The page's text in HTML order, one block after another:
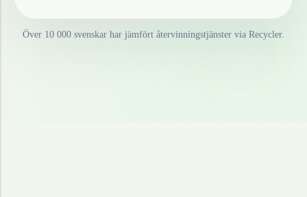
Över 10 000 svenskar har jämfört återvinningstjänster via Recycler.